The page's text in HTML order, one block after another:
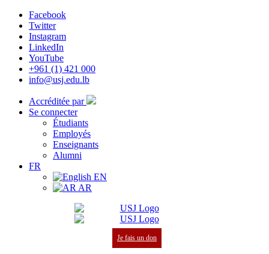
Facebook
Twitter
Instagram
LinkedIn
YouTube
+961 (1) 421 000
info@usj.edu.lb
Accréditée par
Se connecter
Étudiants
Employés
Enseignants
Alumni
FR
EN
AR
Je fais un don